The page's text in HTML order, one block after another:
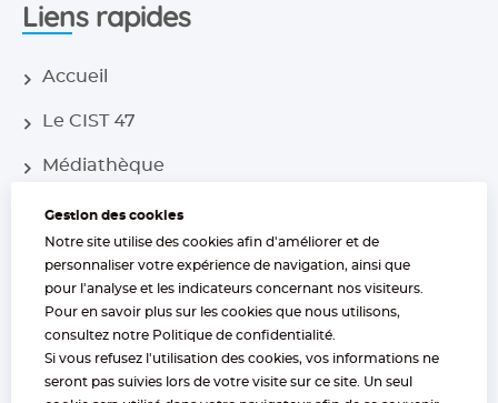
Liens rapides
Accueil
Le CIST 47
Médiathèque
Nos centres
Nos offres
Nous trouver
05 53 77 97 30
Gestion des cookies
Notre site utilise des cookies afin d'améliorer et de
personnaliser votre expérience de navigation, ainsi que
pour l'analyse et les indicateurs concernant nos visiteurs.
Pour en savoir plus sur les cookies que nous utilisons,
consultez notre Politique de confidentialité
Si vous refusez l'utilisation des cookies, vos informations ne
seront pas suivies lors de votre visite sur ce site. Un seul